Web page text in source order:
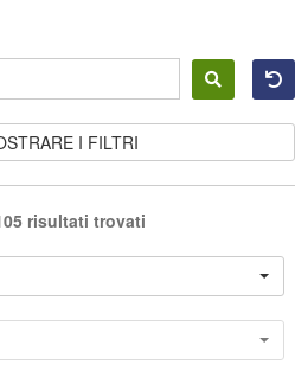
I FILTRI
risultati trovati